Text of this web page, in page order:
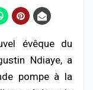
évêque du
Ndiaye, a
pompe à la